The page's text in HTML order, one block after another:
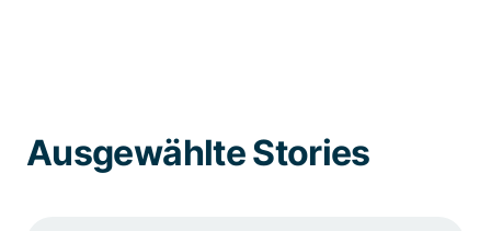
Ausgewählte Stories